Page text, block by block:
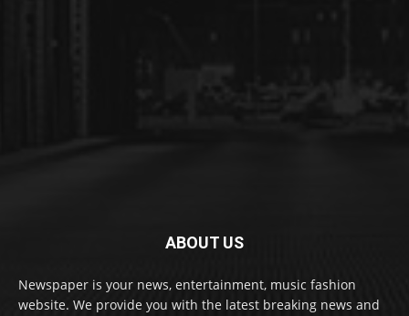
ABOUT US
Newspaper is your news, entertainment, music fashion
website. We provide you with the latest breaking news and